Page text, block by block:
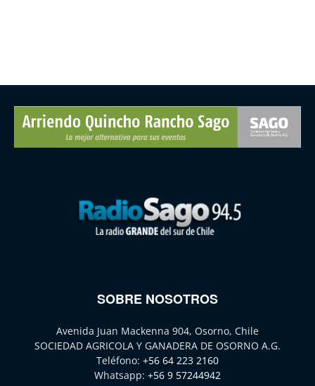
SOBRE NOSOTROS
Avenida Juan Mackenna 904, Osorno, Chile
SOCIEDAD AGRICOLA Y GANADERA DE OSORNO A.G.
Teléfono: +56 64 223 2160
Whatsapp: +56 9 57244942